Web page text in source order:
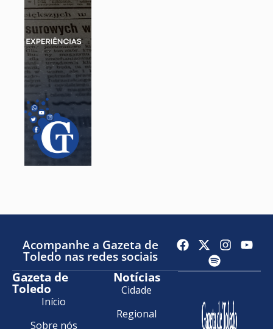
Acompanhe a Gazeta de
Toledo nas redes sociais
Gazeta de
Toledo
Início
Sobre nós
Notícias
Cidade
Regional